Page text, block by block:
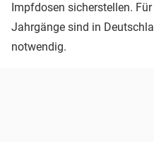
Impfdosen sicherstellen.
Jahrgänge sind in
notwendig.